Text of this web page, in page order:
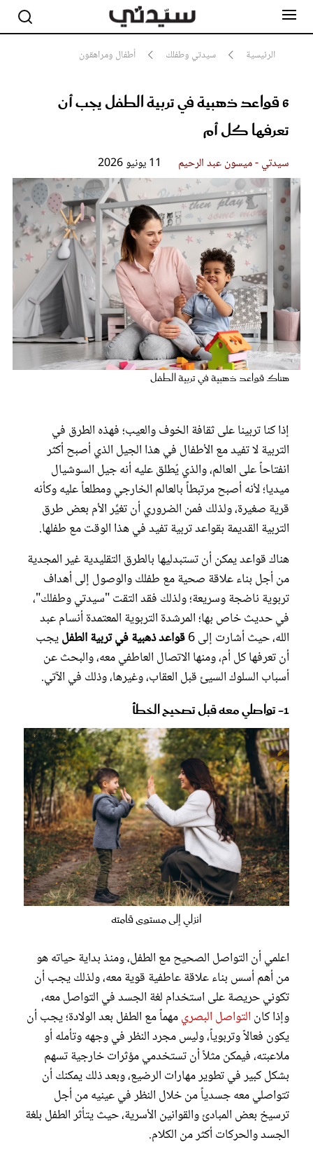
الرئيسية سيدتي وطفلك أطفال ومراهقون
6 قواعد ذهبية في تربية الطفل يجب أن
تعرفها كل أم
سيدتي - ميسون عبد الرحيم 11 يونيو 2026
هناك قواعد ذهبية في تربية الطفل
إذا كنا تربينا على ثقافة الخوف والعيب؛ فهذه الطرق في
التربية لا تفيد مع الأطفال في هذا الجيل الذي أصبح أكثر
انفتاحاً على العالم، والذي يُطلق عليه أنه جيل السوشيال
ميديا؛ لأنه أصبح مرتبطاً بالعالم الخارجي ومطلعاً عليه وكأنه
قرية صغيرة، ولذلك فمن الضروري أن تغيِّر الأم بعض طرق
التربية القديمة بقواعد تربية تفيد في هذا الوقت مع طفلها.
هناك قواعد يمكن أن تستبدليها بالطرق التقليدية غير المجدية
من أجل بناء علاقة صحية مع طفلك والوصول إلى أهداف
تربوية ناضجة وسريعة؛ ولذلك فقد التقت "سيدتي وطفلك"،
في حديث خاص بها؛ المرشدة التربوية المعتمدة أنسام عبد
الله، حيث أشارت إلى 6
قواعد ذهبية في تربية الطفليجب
أن تعرفها كل أم، ومنها الاتصال العاطفي معه، والبحث عن
أسباب السلوك السيئ قبل العقاب، وغيرها، وذلك في الآتي.
1- تواصلي معه قبل تصحيح الخطأ
انزلي إلى مستوى قامته
اعلمي أن التواصل الصحيح مع الطفل، ومنذ بداية حياته هو
من أهم أسس بناء علاقة عاطفية قوية معه، ولذلك يجب أن
تكوني حريصة على استخدام لغة الجسد في التواصل معه،
وإذا كان التواصل البصريمهماً مع الطفل بعد الولادة؛ يجب أن
يكون فعالاً وتربوياً، وليس مجرد النظر في وجهه وتأمله أو
ملاعبته، فيمكن مثلاً أن تستخدمي مؤثرات خارجية تسهم
بشكل كبير في تطوير مهارات الرضيع، وبعد ذلك يمكنك أن
تتواصلي معه جسدياً من خلال النظر في عينيه من أجل
ترسيخ بعض المبادئ والقوانين الأسرية، حيث يتأثر الطفل بلغة
الجسد والحركات أكثر من الكلام.
مشاهير
جمال
سيدتي وطفلك
لايف ستايل
بلس+
فيديو
مطبخ سيدتي
مقالات الرأي
ستايل
تقارير
عروس سيدتي
مجلة سيدتي
غلاف رفمي